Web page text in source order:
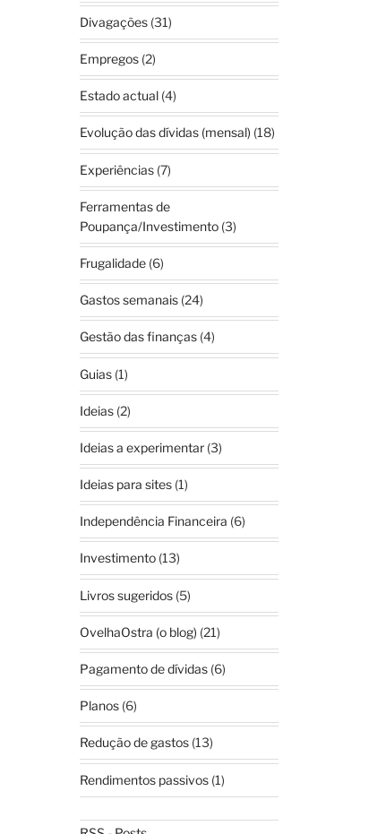
Divagações (31)
Empregos (2)
Estado actual (4)
Evolução das dívidas (mensal) (18)
Experiências (7)
Ferramentas de
Poupança/Investimento (3)
Frugalidade (6)
Gastos semanais (24)
Gestão das finanças (4)
Guias (1)
Ideias (2)
Ideias a experimentar (3)
Ideias para sites (1)
Independência Financeira (6)
Investimento (13)
Livros sugeridos (5)
OvelhaOstra (o blog) (21)
Pagamento de dívidas (6)
Planos (6)
Redução de gastos (13)
Rendimentos passivos (1)